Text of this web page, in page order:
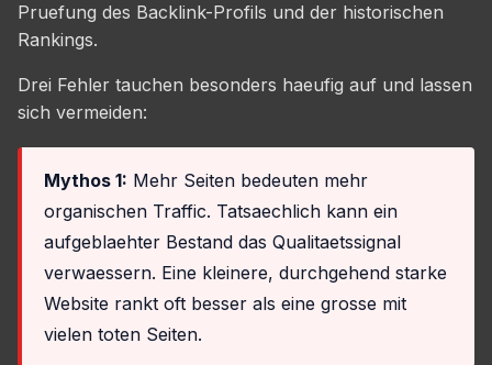
Pruefung des Backlink-Profils und der historischen
Rankings.
Drei Fehler tauchen besonders haeufig auf und lassen
sich vermeiden:
Mythos 1: Mehr Seiten bedeuten mehr
organischen Traffic. Tatsaechlich kann ein
aufgeblaehter Bestand das Qualitaetssignal
verwaessern. Eine kleinere, durchgehend starke
Website rankt oft besser als eine grosse mit
vielen toten Seiten.